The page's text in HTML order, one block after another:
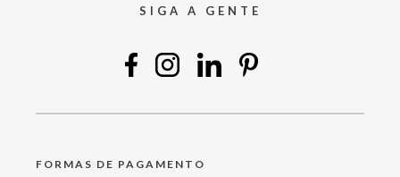
SIGA A GENTE
FORMAS DE PAGAMENTO